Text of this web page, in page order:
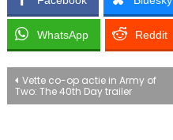
WhatsApp Reddit
Bericht
Vette co-op actie in Army of
Two: The 40th Day trailer